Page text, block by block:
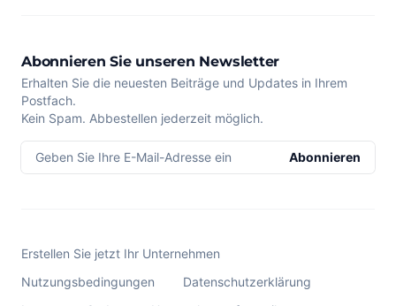
Abonnieren Sie unseren Newsletter
Erhalten Sie die neuesten Beiträge und Updates in Ihrem
Postfach.
Kein Spam. Abbestellen jederzeit möglich.
Geben Sie Ihre E-Mail-Adresse ein Abonnieren
Erstellen Sie jetzt Ihr Unternehmen
Nutzungsbedingungen
Datenschutzerklärung